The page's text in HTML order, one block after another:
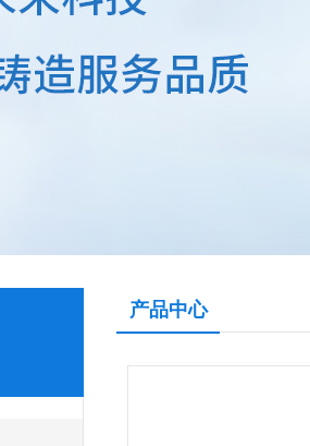
产品中心